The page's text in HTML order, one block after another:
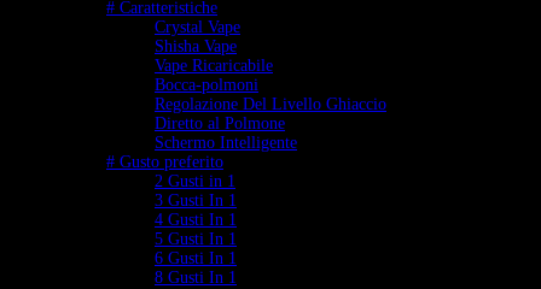
# Caratteristiche
Crystal Vape
Shisha Vape
Vape Ricaricabile
Bocca-polmoni
Regolazione Del Livello Ghiaccio
Diretto al Polmone
Schermo Intelligente
# Gusto preferito
2 Gusti in 1
3 Gusti In 1
4 Gusti In 1
5 Gusti In 1
6 Gusti In 1
8 Gusti In 1